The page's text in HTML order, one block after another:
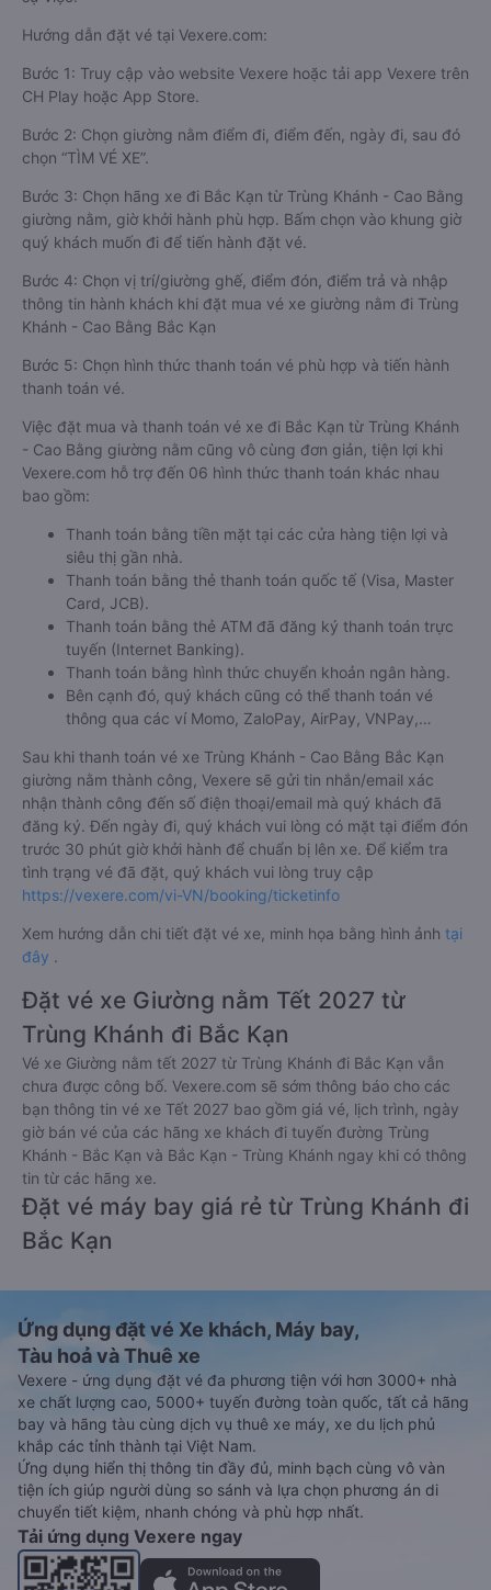
Hướng dẫn đặt vé tại Vexere.com:
Bước 1: Truy cập vào website Vexere hoặc tải app Vexere trên
CH Play hoặc App Store.
Bước 2: Chọn giường nằm điểm đi, điểm đến, ngày đi, sau đó
chọn “TÌM VÉ XE”.
Bước 3: Chọn hãng xe đi Bắc Kạn từ Trùng Khánh - Cao Bằng
giường nằm, giờ khởi hành phù hợp. Bấm chọn vào khung giờ
quý khách muốn đi để tiến hành đặt vé.
Bước 4: Chọn vị trí/giường ghế, điểm đón, điểm trả và nhập
thông tin hành khách khi đặt mua vé xe giường nằm đi Trùng
Khánh - Cao Bằng Bắc Kạn
Bước 5: Chọn hình thức thanh toán vé phù hợp và tiến hành
thanh toán vé.
Việc đặt mua và thanh toán vé xe đi Bắc Kạn từ Trùng Khánh
- Cao Bằng giường nằm cũng vô cùng đơn giản, tiện lợi khi
Vexere.com hỗ trợ đến 06 hình thức thanh toán khác nhau
bao gồm:
Thanh toán bằng tiền mặt tại các cửa hàng tiện lợi và
siêu thị gần nhà.
Thanh toán bằng thẻ thanh toán quốc tế (Visa, Master
Card, JCB).
Thanh toán bằng thẻ ATM đã đăng ký thanh toán trực
tuyến (Internet Banking).
Thanh toán bằng hình thức chuyển khoản ngân hàng.
Bên cạnh đó, quý khách cũng có thể thanh toán vé
thông qua các ví Momo, ZaloPay, AirPay, VNPay,…
Sau khi thanh toán vé xe Trùng Khánh - Cao Bằng Bắc Kạn
giường nằm thành công, Vexere sẽ gửi tin nhắn/email xác
nhận thành công đến số điện thoại/email mà quý khách đã
đăng ký. Đến ngày đi, quý khách vui lòng có mặt tại điểm đón
trước 30 phút giờ khởi hành để chuẩn bị lên xe. Để kiểm tra
tình trạng vé đã đặt, quý khách vui lòng truy cập
https://vexere.com/vi-VN/booking/ticketinfo
Xem hướng dẫn chi tiết đặt vé xe, minh họa bằng hình ảnh tại
đây .
Đặt vé xe Giường nằm Tết 2027 từ
Trùng Khánh đi Bắc Kạn
Vé xe Giường nằm tết 2027 từ Trùng Khánh đi Bắc Kạn vẫn
chưa được công bố. Vexere.com sẽ sớm thông báo cho các
bạn thông tin vé xe Tết 2027 bao gồm giá vé, lịch trình, ngày
giờ bán vé của các hãng xe khách đi tuyến đường Trùng
Khánh - Bắc Kạn và Bắc Kạn - Trùng Khánh ngay khi có thông
tin từ các hãng xe.
Đặt vé máy bay giá rẻ từ Trùng Khánh đi
Bắc Kạn
Ứng dụng đặt vé Xe khách, Máy bay,
Tàu hoả và Thuê xe
Vexere - ứng dụng đặt vé đa phương tiện với hơn 3000+ nhà
xe chất lượng cao, 5000+ tuyến đường toàn quốc, tất cả hãng
bay và hãng tàu cùng dịch vụ thuê xe máy, xe du lịch phủ
khắp các tỉnh thành tại Việt Nam.
Ứng dụng hiển thị thông tin đầy đủ, minh bạch cùng vô vàn
tiện ích giúp người dùng so sánh và lựa chọn phương án di
chuyển tiết kiệm, nhanh chóng và phù hợp nhất.
Tải ứng dụng Vexere ngay